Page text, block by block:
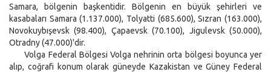
Samara, bölgenin başkentidir. Bölgenin en büyük şehirleri ve
kasabaları Samara (1.137.000), Tolyatti (685.600), Sızran (163.000),
Novokuybışevsk (98.400), Çapaevsk (70.100), Jigulevsk (50.000),
Otradny (47.000)'dir.
Volga Federal Bölgesi Volga nehrinin orta bölgesi boyunca yer
alıp, coğrafi konum olarak güneyde Kazakistan ve Güney Federal